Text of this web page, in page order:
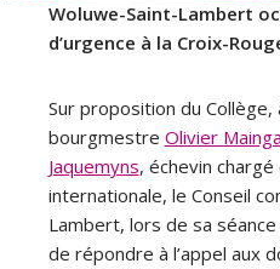
Woluwe-Saint-Lambert
d’urgence à la Croix-
Sur proposition du Collège,
bourgmestre Olivier
Jaquemyns, échevin
internationale, le Conseil
Lambert, lors de sa
de répondre à l’appel aux